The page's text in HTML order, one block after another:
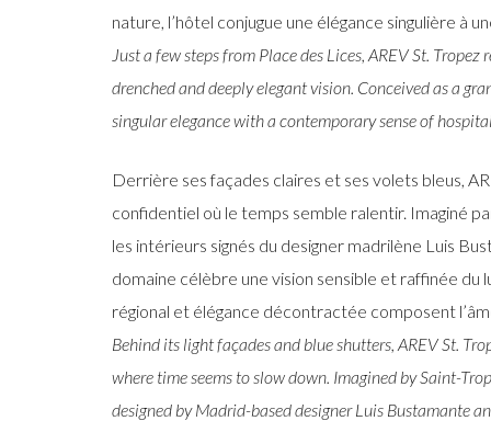
nature, l’hôtel conjugue une élégance singulière à
Just a few steps from Place des Lices, AREV St.
drenched and deeply elegant vision. Conceived as a
singular elegance with a contemporary sense of
Derrière ses façades claires et ses volets bleus,
confidentiel où le temps semble ralentir. Imaginé
les intérieurs signés du designer madrilène Luis
domaine célèbre une vision sensible et raffinée
régional et élégance décontractée composent
Behind its light façades and blue shutters, AREV St.
where time seems to slow down. Imagined by Saint-
designed by Madrid-based designer Luis Bustamante